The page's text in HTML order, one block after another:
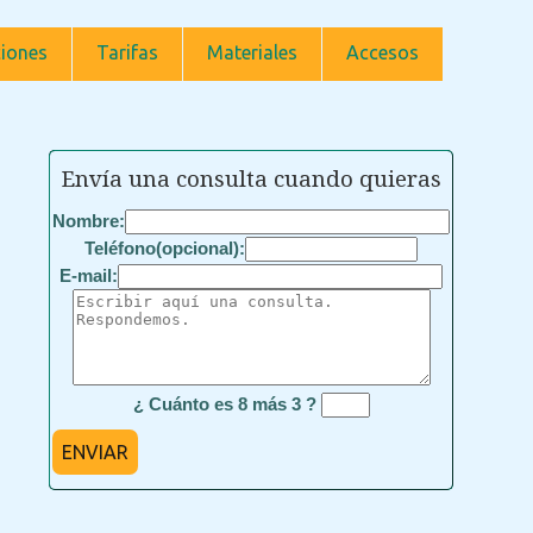
Tarifas Materiales Accesos
Envía una consulta cuando quieras
Nombre:
Teléfono(opcional):
E-mail:
¿ Cuánto es 8 más 3 ?
ENVIAR